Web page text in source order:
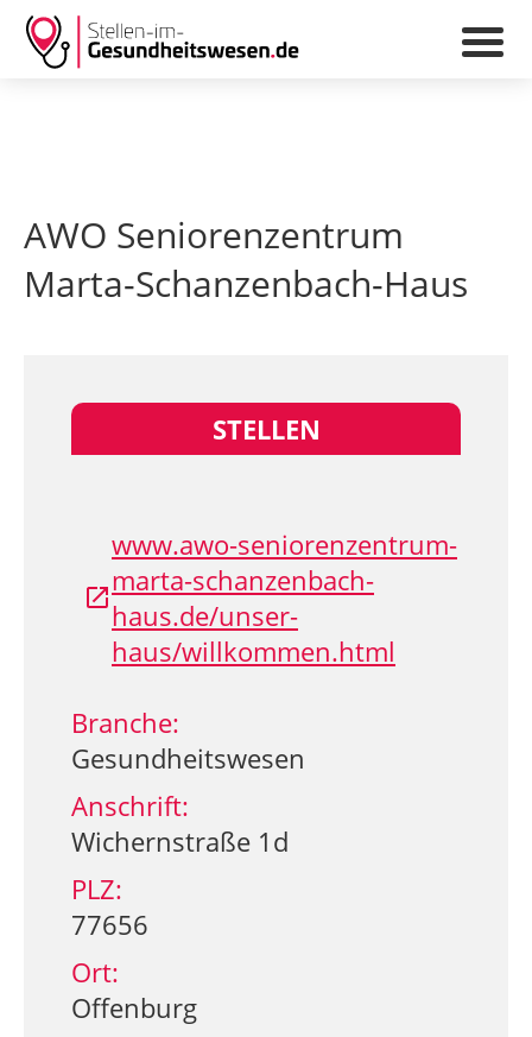
AWO Seniorenzentrum
Marta-Schanzenbach-Haus
STELLEN
www.awo-seniorenzentrum-
marta-schanzenbach-
haus.de/unser-
haus/willkommen.html
Branche:
Gesundheitswesen
Anschrift:
Wichernstraße 1d
PLZ:
77656
Ort:
Offenburg